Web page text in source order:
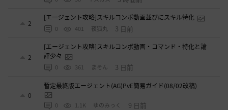
2
[エージェント攻略]スキルコンボ動画並びにスキル特化
0 401 夜狐丸 3 日前
2
[エージェント攻略]スキルコンボ動画・コマンド・特化と論
評少々
0 361 まそん 3 日前
0
暫定最終版エージェント(AG)PvE簡易ガイド(08/02改稿)
0 1.1K ゆのみっく 9 日前